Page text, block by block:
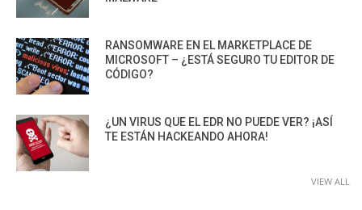
RANSOMWARE EN EL MARKETPLACE DE
MICROSOFT – ¿ESTÁ SEGURO TU EDITOR DE
CÓDIGO?
¿UN VIRUS QUE EL EDR NO PUEDE VER? ¡ASÍ
TE ESTÁN HACKEANDO AHORA!
VIEW ALL